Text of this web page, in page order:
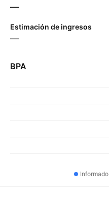
—
Estimación de ingresos
—
BPA
Informado